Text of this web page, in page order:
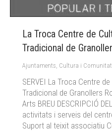
La Troca Centre de
Tradicional de
Ajuntaments, Cultura i Comunitat
SERVEI La Troca Centre
Tradicional de Granollers
Arts BREU DESCRIPCIÓ
activitats i serveis del
Suport al teixit associatiu